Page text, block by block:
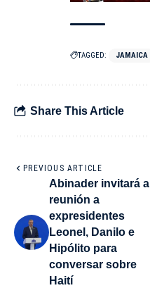
TAGGED: JAMAICA
Share This Article
PREVIOUS ARTICLE
Abinader invitará a
reunión a
expresidentes
Leonel, Danilo e
Hipólito para
conversar sobre
Haití